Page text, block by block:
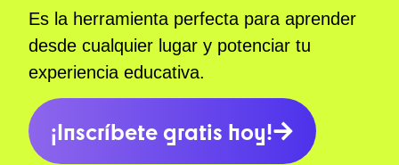
Es la herramienta perfecta para aprender
desde cualquier lugar y potenciar tu
experiencia educativa.
¡Inscríbete gratis hoy!